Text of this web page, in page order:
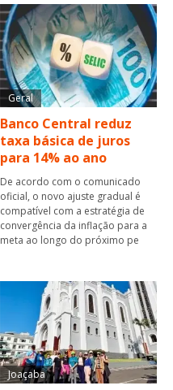
Geral
Banco Central reduz
taxa básica de juros
para 14% ao ano
De acordo com o comunicado
oficial, o novo ajuste gradual é
compatível com a estratégia de
convergência da inflação para a
meta ao longo do próximo pe
Joaçaba